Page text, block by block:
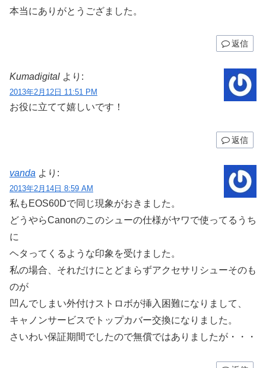
本当にありがとうござました。
返信
Kumadigital より:
2013年2月12日 11:51 PM
お役に立てて嬉しいです！
返信
vanda より:
2013年2月14日 8:59 AM
私もEOS60Dで同じ現象がおきました。
どうやらCanonのこのシューの仕様がヤワで使ってるうち
に
ヘタってくるような印象を受けました。
私の場合、それだけにとどまらずアクセサリシューそのも
のが
凹んでしまい外付けストロボが挿入困難になりまして、
キャノンサービスでトップカバー交換になりました。
さいわい保証期間でしたので無償ではありましたが・・・